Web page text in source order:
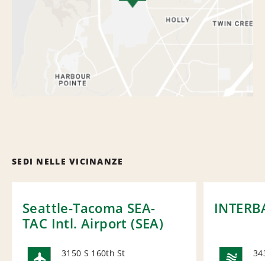
SEDI NELLE VICINANZE
Seattle-Tacoma SEA-
TAC Intl. Airport (SEA)
3150 S 160th St